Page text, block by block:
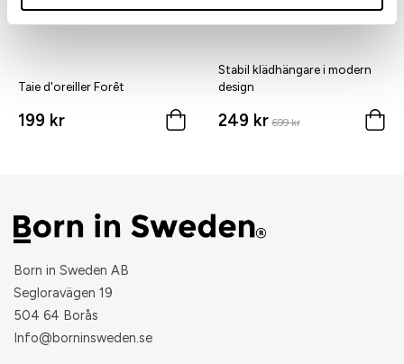
Taie d'oreiller Forêt
199 kr
Stabil klädhängare i modern
design
249 kr 699 kr
Born in Sweden AB
Segloravägen 19
504 64 Borås
​Info@borninsweden.se